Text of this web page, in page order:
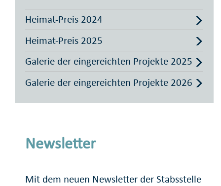
Heimat-Preis 2024
Heimat-Preis 2025
Galerie der eingereichten Projekte 2025
Galerie der eingereichten Projekte 2026
Newsletter
Mit dem neuen Newsletter der Stabsstelle